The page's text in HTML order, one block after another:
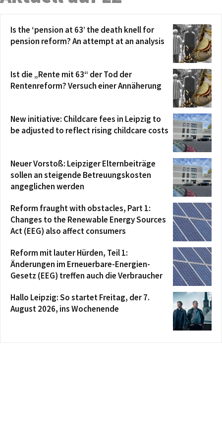
Is the ‘pension at 63’ the death knell for
pension reform? An attempt at an analysis
Ist die „Rente mit 63“ der Tod der
Rentenreform? Versuch einer Annäherung
New initiative: Childcare fees in Leipzig to
be adjusted to reflect rising childcare costs
Neuer Vorstoß: Leipziger Elternbeiträge
sollen an steigende Betreuungskosten
angeglichen werden
Reform fraught with obstacles, Part 1:
Changes to the Renewable Energy Sources
Act (EEG) also affect consumers
Reform mit lauter Hürden, Teil 1:
Änderungen im Erneuerbare-Energien-
Gesetz (EEG) treffen auch die Verbraucher
Hallo Leipzig: So startet Freitag, der 7.
August 2026, ins Wochenende